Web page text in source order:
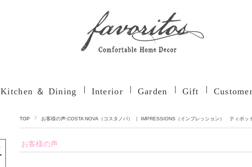
Kitchen ＆ Dining Interior Garden Gift
TOP お客様の声:COSTA NOVA（コスタノバ） ｜ IMPRESSIONS（インプレッション） ティポッ
お客様の声